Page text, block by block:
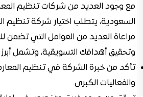
مع وجود العديد من شركات تنظيم
السعودية، يتطلب اختيار شركة تنظيم
مراعاة العديد من العوامل التي تضمن
وتحقيق أهدافك التسويقية، وتشمل أبرز
تأكد من خبرة الشركة في تنظيم
والفعاليات الكبرى.